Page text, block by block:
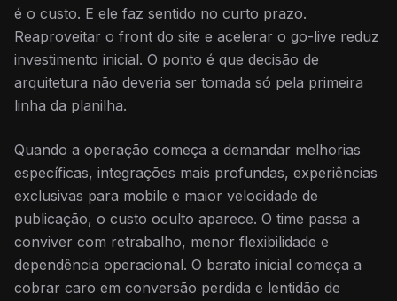
é o custo. E ele faz sentido no curto prazo.
Reaproveitar o front do site e acelerar o go-live reduz
investimento inicial. O ponto é que decisão de
arquitetura não deveria ser tomada só pela primeira
linha da planilha.
Quando a operação começa a demandar melhorias
específicas, integrações mais profundas, experiências
exclusivas para mobile e maior velocidade de
publicação, o custo oculto aparece. O time passa a
conviver com retrabalho, menor flexibilidade e
dependência operacional. O barato inicial começa a
cobrar caro em conversão perdida e lentidão de